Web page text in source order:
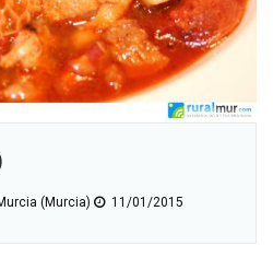
(Murcia) 11/01/2015